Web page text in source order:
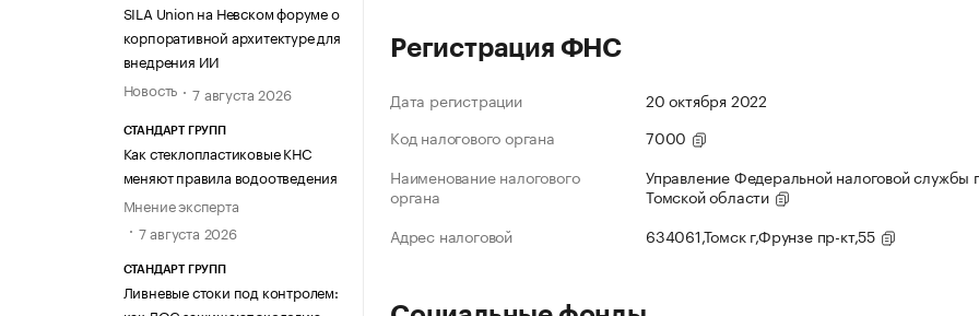
SILA Union на Невском форуме о
корпоративной архитектуре для
внедрения ИИ
Новость
7 августа 2026
СТАНДАРТ ГРУПП
Как стеклопластиковые КНС
меняют правила водоотведения
Мнение эксперта
7 августа 2026
СТАНДАРТ ГРУПП
Ливневые стоки под контролем:
Регистрация ФНС
Дата регистрации
20 октября 2022
Код налогового органа
7000
Наименование налогового
органа
Управление Федеральной налоговой службы
Томской области
Адрес налоговой
634061,Томск г,Фрунзе пр-кт,55